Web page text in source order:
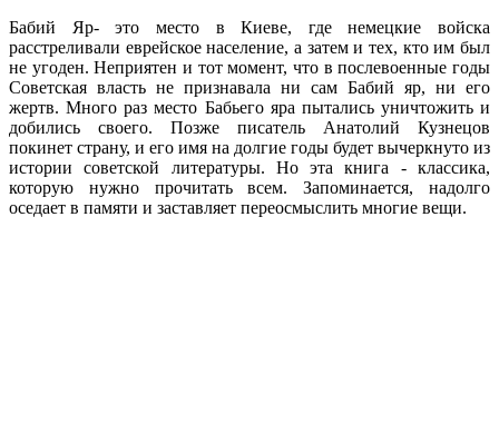
Бабий Яр- это место в Киеве, где немецкие войска
расстреливали еврейское население, а затем и тех, кто им был
не угоден. Неприятен и тот момент, что в послевоенные годы
Советская власть не признавала ни сам Бабий яр, ни его
жертв. Много раз место Бабьего яра пытались уничтожить и
добились своего. Позже писатель Анатолий Кузнецов
покинет страну, и его имя на долгие годы будет вычеркнуто из
истории советской литературы. Но эта книга - классика,
которую нужно прочитать всем. Запоминается, надолго
оседает в памяти и заставляет переосмыслить многие вещи.